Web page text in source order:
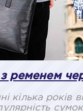
ременем
кілька років